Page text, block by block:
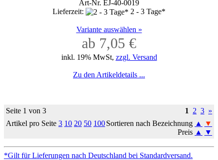
Art-Nr. EJ-40-0019
Lieferzeit:
2 - 3 Tage*
Variante auswählen »
ab 7,05 €
inkl. 19% MwSt, zzgl. Versand
Zu den Artikeldetails ...
Seite 1 von 3 1 2 3 »
Artikel pro Seite 3 10 20 50 100Sortieren nach Bezeichnung ▲
▼
Preis ▲ ▼
*Gilt für Lieferungen nach Deutschland bei Standardversand.